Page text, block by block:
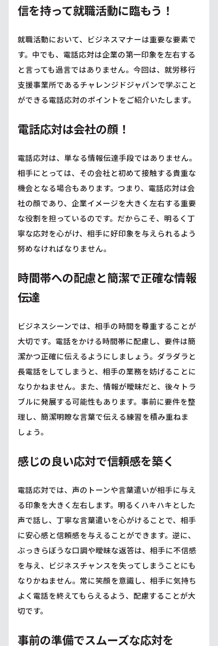
信を持って就職活動に臨もう！
就職活動において、ビジネスマナーは重要な要素で
す。中でも、電話応対は企業の第一印象を左右する
と言っても過言ではありません。今回は、就労移行
支援事業所であるチャレンジドジャパンで学ぶこと
ができる電話応対のポイントをご紹介いたします。
電話応対は会社の顔！
電話応対は、単なる情報伝達手段ではありません。
相手にとっては、その会社と初めて接触する貴重な
機会となる場合もあります。つまり、電話応対は会
社の顔であり、企業イメージを大きく左右する重要
な役割を担っているのです。だからこそ、明るく丁
寧な応対を心がけ、相手に好印象を与えられるよう
努めなければなりません。
時間帯への配慮と簡潔で正確な情報
伝達
ビジネスシーンでは、相手の時間を尊重することが
大切です。電話をかける時間帯に配慮し、要件は簡
潔かつ正確に伝えるようにしましょう。ダラダラと
長電話をしてしまうと、相手の業務を妨げることに
なりかねません。また、情報が曖昧だと、後々トラ
ブルに発展する可能性もあります。事前に要件を整
理し、簡潔明瞭な言葉で伝える練習を積み重ねま
しょう。
感じの良い応対で信頼感を築く
電話応対では、声のトーンや言葉遣いが相手に与え
る印象を大きく左右します。明るくハキハキとした
声で話し、丁寧な言葉遣いを心がけることで、相手
に安心感と信頼感を与えることができます。逆に、
ぶっきらぼうな口調や曖昧な返答は、相手に不信感
を与え、ビジネスチャンスを失ってしまうことにも
なりかねません。常に笑顔を意識し、相手に気持ち
よく電話を終えてもらえるよう、配慮することが大
切です。
事前の準備でスムーズな応対を